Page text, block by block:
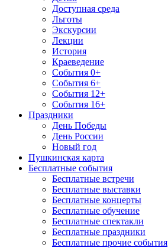
Доступная среда
Льготы
Экскурсии
Лекции
История
Краеведение
События 0+
События 6+
События 12+
События 16+
Праздники
День Победы
День России
Новый год
Пушкинская карта
Бесплатные события
Бесплатные встречи
Бесплатные выставки
Бесплатные концерты
Бесплатные обучение
Бесплатные спектакли
Бесплатные праздники
Бесплатные прочие события